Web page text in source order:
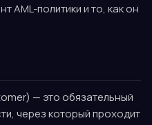
AML-политики и то, как он
— это обязательный
через который проходит